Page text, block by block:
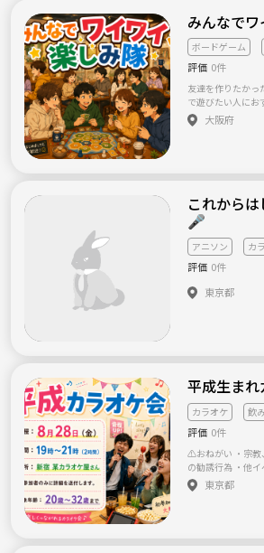
中量級も実施しま
みんなで
ボードゲーム
評価 0件
友達を作りたかっ
で遊びたい人にお
齢は問いません！
てるのは 夜散歩(
大阪府
これから
🎤
アニソン カ
評価 0件
東京都
平成生ま
カラオケ 飲
評価 0件
⚠️おねがい ・宗教
の勧誘行為 ・他
業、スカウト ・過
先交換の強要 ・ハ
東京都